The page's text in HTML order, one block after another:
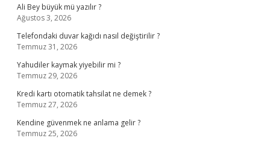
Ali Bey büyük mü yazılır ?
Ağustos 3, 2026
Telefondaki duvar kağıdı nasıl değiştirilir ?
Temmuz 31, 2026
Yahudiler kaymak yiyebilir mi ?
Temmuz 29, 2026
Kredi kartı otomatik tahsilat ne demek ?
Temmuz 27, 2026
Kendine güvenmek ne anlama gelir ?
Temmuz 25, 2026